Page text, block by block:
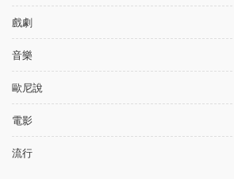
戲劇
音樂
歐尼說
電影
流行